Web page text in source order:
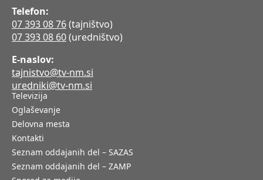
Telefon:
07 393 08 76(tajništvo)
07 393 08 60(uredništvo)
E-naslov:
tajnistvo@tv-nm.si
uredniki@tv-nm.si
Televizija
Oglaševanje
Delovna mesta
Kontakti
Seznam oddajanih del – SAZAS
Seznam oddajanih del – ZAMP